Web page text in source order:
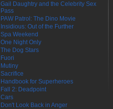
Gail Daughtry and the Celebrity Sex
Pass
PAW Patrol: The Dino Movie
Insidious: Out of the Further
Spa Weekend
One Night Only
The Dog Stars
Fuori
Mutiny
Sacrifice
Handbook for Superheroes
Fall 2: Deadpoint
Cars
Don't Look Back in Anger